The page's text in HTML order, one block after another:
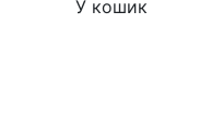
У кошик